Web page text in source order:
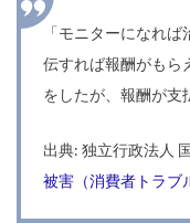
「モニターになれ
伝すれば報酬がもら
をしたが、報酬が支
出典: 独立行政法人
被害（消費者トラブ